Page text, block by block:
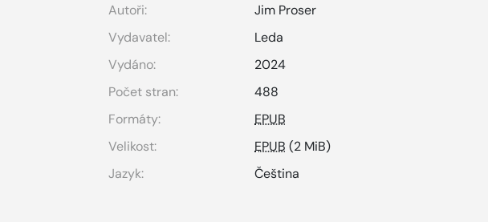
Autoři:
Jim Proser
Vydavatel:
Leda
Vydáno:
2024
Počet stran:
488
Formáty:
EPUB
Velikost:
EPUB (2 MiB)
Jazyk:
Čeština